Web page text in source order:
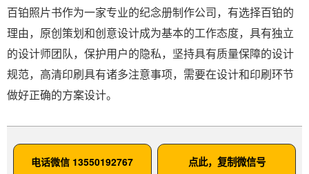
百铂照片书作为一家专业的纪念册制作公司，有选择百铂的
理由，原创策划和创意设计成为基本的工作态度，具有独立
的设计师团队，保护用户的隐私，坚持具有质量保障的设计
规范，高清印刷具有诸多注意事项，需要在设计和印刷环节
做好正确的方案设计。
电话微信 13550192767 点此，复制微信号